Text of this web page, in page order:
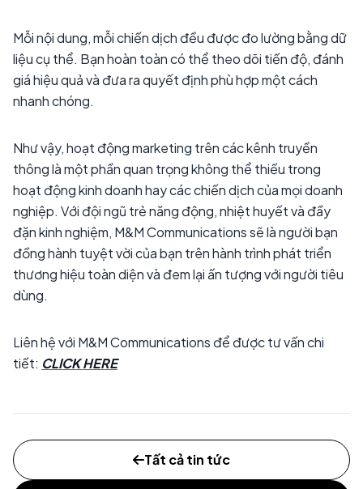
Mỗi nội dung, mỗi chiến dịch đều được đo lường bằng dữ
liệu cụ thể. Bạn hoàn toàn có thể theo dõi tiến độ, đánh
giá hiệu quả và đưa ra quyết định phù hợp một cách
nhanh chóng.
Như vậy, hoạt động marketing trên các kênh truyền
thông là một phần quan trọng không thể thiếu trong
hoạt động kinh doanh hay các chiến dịch của mọi doanh
nghiệp. Với đội ngũ trẻ năng động, nhiệt huyết và đầy
đặn kinh nghiệm, M&M Communications sẽ là người bạn
đồng hành tuyệt vời của bạn trên hành trình phát triển
thương hiệu toàn diện và đem lại ấn tượng với người tiêu
dùng.
Liên hệ với M&M Communications để được tư vấn chi
tiết: CLICK HERE
Tất cả tin tức